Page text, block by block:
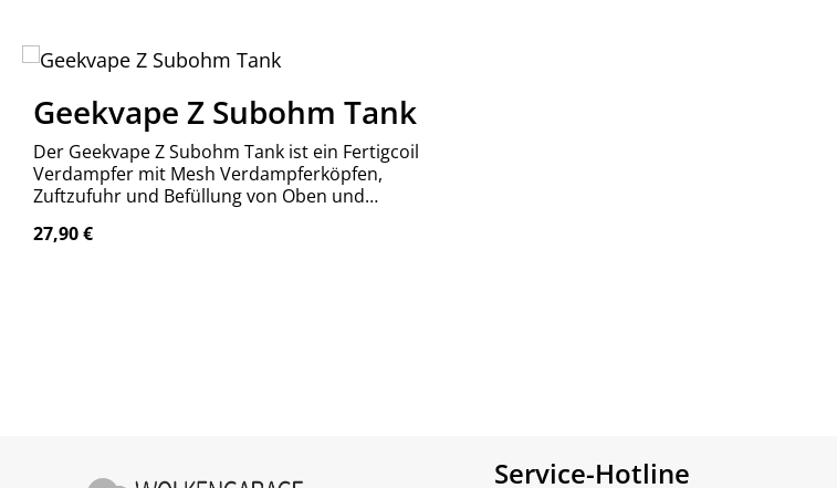
Produktgalerie überspringen
Geekvape Z Subohm Tank
Der Geekvape Z Subohm Tank ist ein Fertigcoil
Verdampfer mit Mesh Verdampferköpfen,
Zuftzufuhr und Befüllung von Oben und
Regulärer Preis:
27,90 €
Service-Hotline